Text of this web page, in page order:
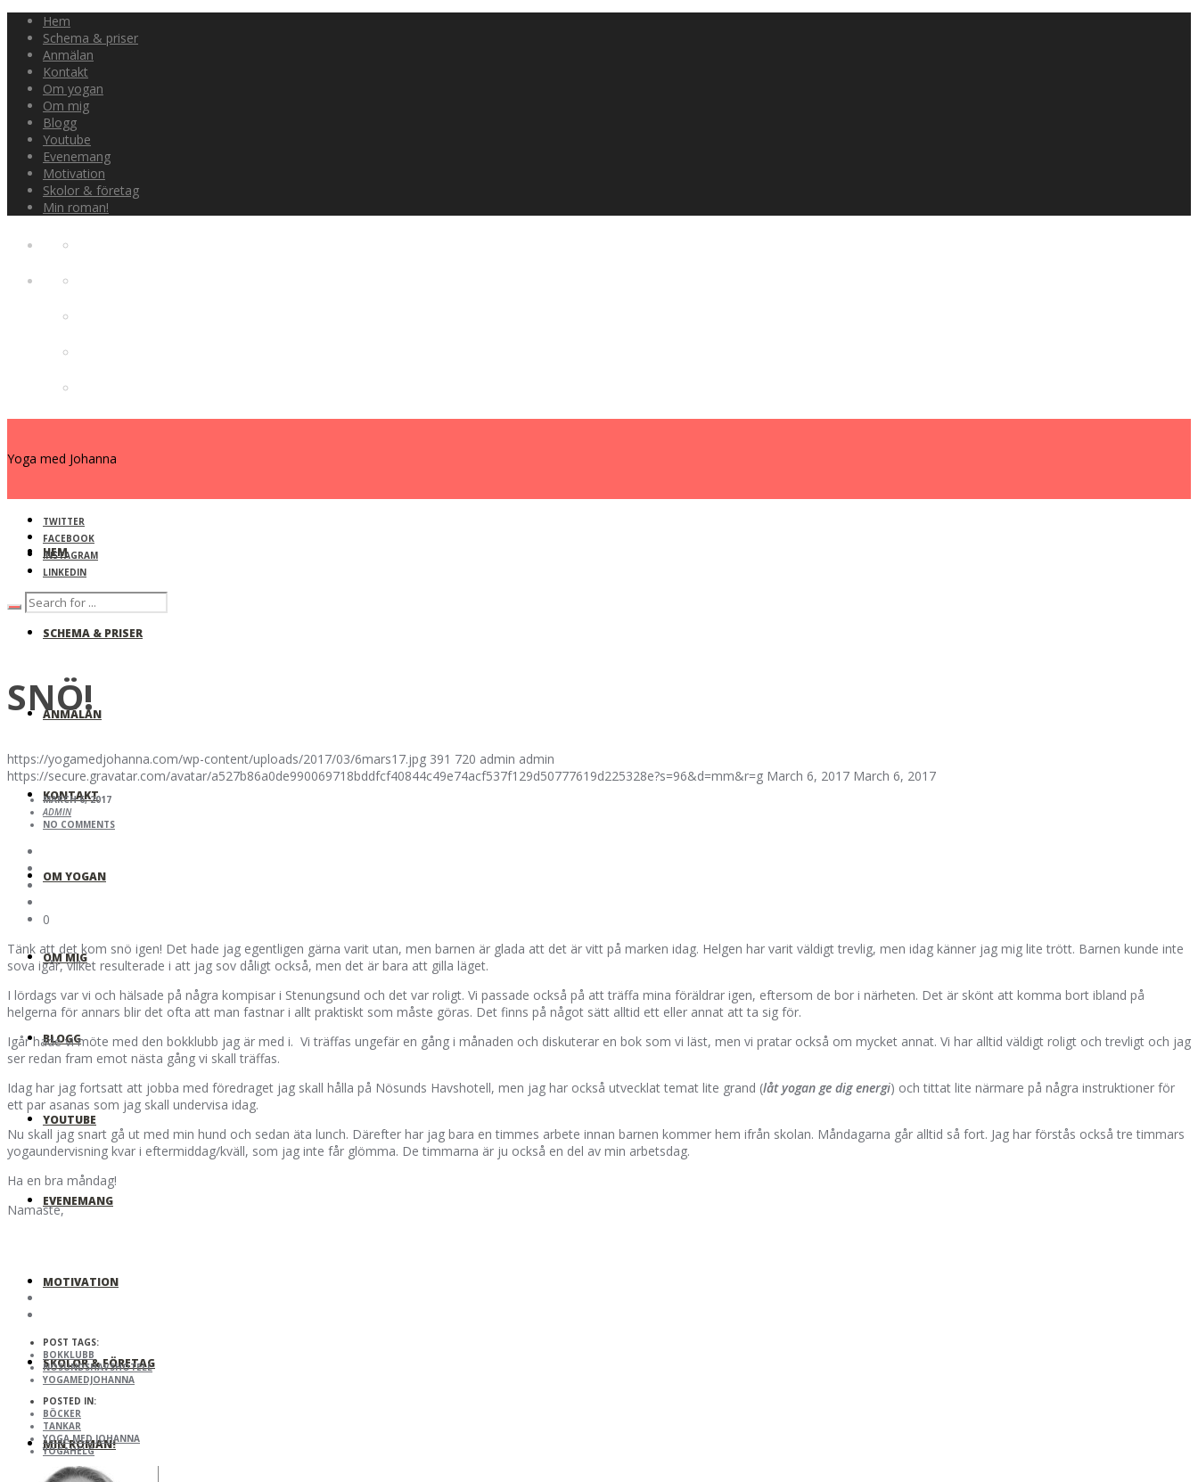
Hem
Schema & priser
Anmälan
Kontakt
Om yogan
Om mig
Blogg
Youtube
Evenemang
Motivation
Skolor & företag
Min roman!
Yoga med Johanna
HEM
SCHEMA & PRISER
ANMÄLAN
KONTAKT
OM YOGAN
OM MIG
BLOGG
YOUTUBE
EVENEMANG
MOTIVATION
SKOLOR & FÖRETAG
MIN ROMAN!
TWITTER
FACEBOOK
INSTAGRAM
LINKEDIN
SNÖ!
https://yogamedjohanna.com/wp-content/uploads/2017/03/6mars17.jpg 391 720 admin admin
https://secure.gravatar.com/avatar/a527b86a0de990069718bddfcf40844c49e74acf537f129d50777619d225328e?s=96&d=mm&r=g March 6, 2017 March 6, 2017
MARCH 6, 2017
ADMIN
NO COMMENTS
0
Tänk att det kom snö igen! Det hade jag egentligen gärna varit utan, men barnen är glada att det är vitt på marken idag. Helgen har varit väldigt trevlig, men idag känner jag mig lite trött. Barnen kunde inte
sova igår, vilket resulterade i att jag sov dåligt också, men det är bara att gilla läget.
I lördags var vi och hälsade på några kompisar i Stenungsund och det var roligt. Vi passade också på att träffa mina föräldrar igen, eftersom de bor i närheten. Det är skönt att komma bort ibland på
helgerna för annars blir det ofta att man fastnar i allt praktiskt som måste göras. Det finns på något sätt alltid ett eller annat att ta sig för.
Igår hade vi möte med den bokklubb jag är med i. Vi träffas ungefär en gång i månaden och diskuterar en bok som vi läst, men vi pratar också om mycket annat. Vi har alltid väldigt roligt och trevligt och jag
ser redan fram emot nästa gång vi skall träffas.
Idag har jag fortsatt att jobba med föredraget jag skall hålla på Nösunds Havshotell, men jag har också utvecklat temat lite grand (låt yogan ge dig energi) och tittat lite närmare på några instruktioner för
ett par asanas som jag skall undervisa idag.
Nu skall jag snart gå ut med min hund och sedan äta lunch. Därefter har jag bara en timmes arbete innan barnen kommer hem ifrån skolan. Måndagarna går alltid så fort. Jag har förstås också tre timmars
yogaundervisning kvar i eftermiddag/kväll, som jag inte får glömma. De timmarna är ju också en del av min arbetsdag.
Ha en bra måndag!
Namaste,
POST TAGS:
BOKKLUBB
NÖSUNDSHAVSHOTELL
YOGAMEDJOHANNA
POSTED IN:
BÖCKER
TANKAR
YOGA MED JOHANNA
YOGAHELG